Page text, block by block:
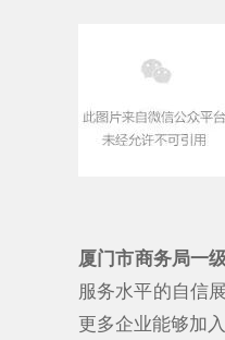
厦门市商务局一
服务水平的自信
更多企业能够加入